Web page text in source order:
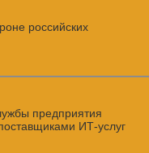
российских
предприятия
ИТ-услуг